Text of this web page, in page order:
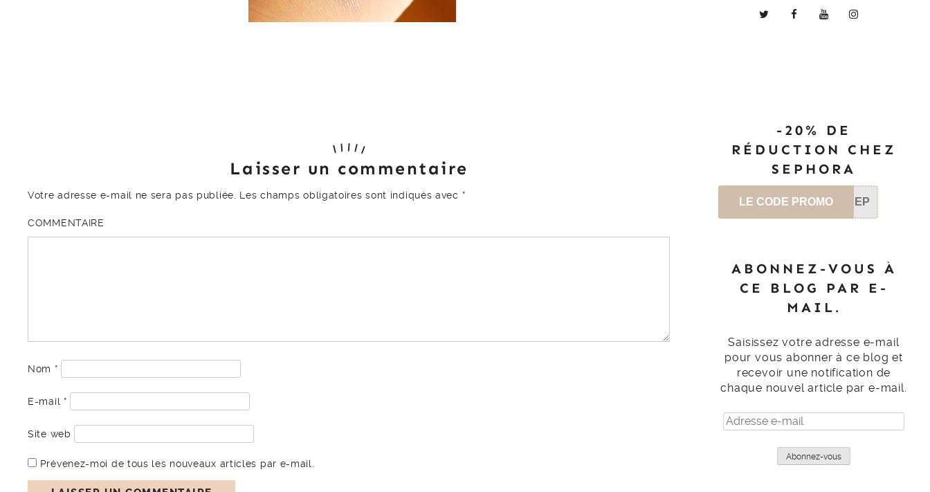
Laisser un commentaire
Votre adresse e-mail ne sera pas publiée. Les champs obligatoires sont indiqués avec *
COMMENTAIRE
Nom *
E-mail *
Site web
Prévenez-moi de tous les nouveaux articles par e-mail.
-20% DE
RÉDUCTION CHEZ
SEPHORA
LE CODE PROMO SEP
ABONNEZ-VOUS À
CE BLOG PAR E-
MAIL.
Saisissez votre adresse e-mail
pour vous abonner à ce blog et
recevoir une notification de
chaque nouvel article par e-mail.
Adresse
e-
Abonnez-vous